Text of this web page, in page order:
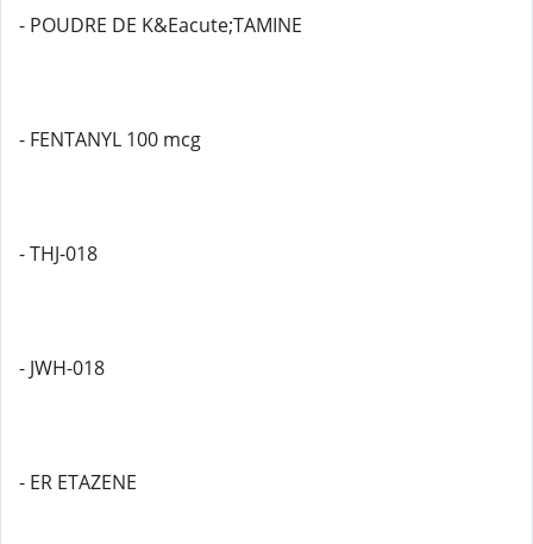
- POUDRE DE K&Eacute;TAMINE
- FENTANYL 100 mcg
- THJ-018
- JWH-018
- ER ETAZENE